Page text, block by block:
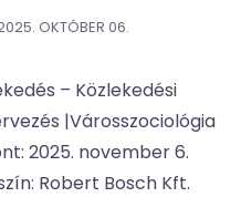
OKTÓBER 06.
– Közlekedési
|Városszociológia
2025. november 6.
Robert Bosch Kft.